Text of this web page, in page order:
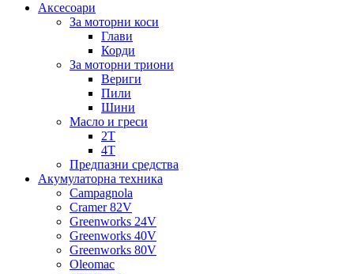
Аксесоари
За моторни коси
Глави
Корди
За моторни триони
Вериги
Пили
Шини
Масло и греси
2Т
4Т
Предпазни средства
Акумулаторна техника
Campagnola
Cramer 82V
Greenworks 24V
Greenworks 40V
Greenworks 80V
Oleomac